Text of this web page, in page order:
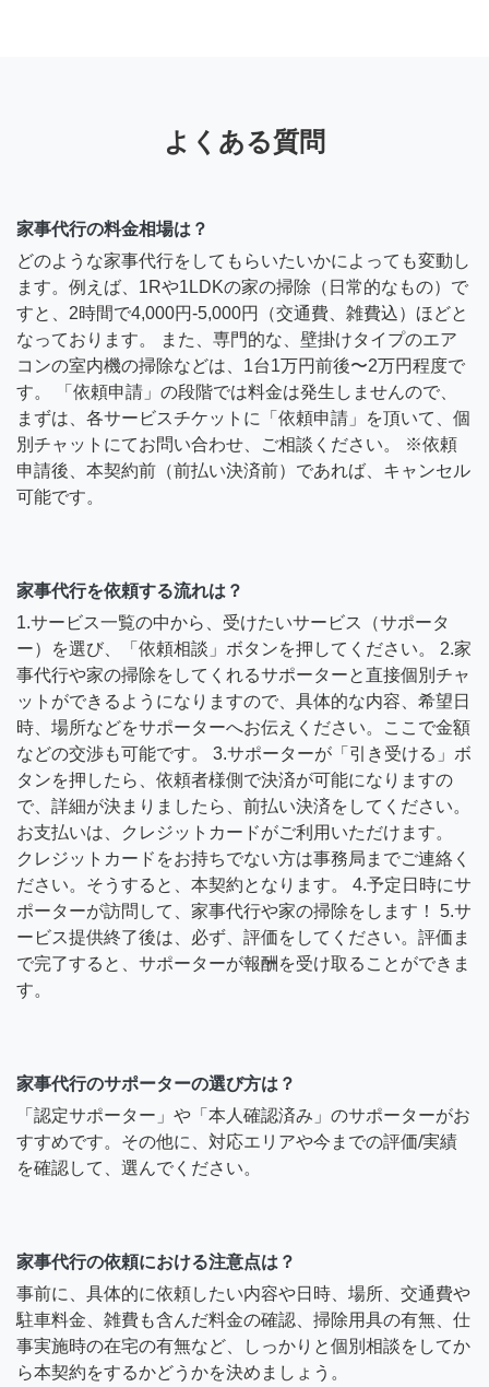
よくある質問
家事代行の料金相場は？
どのような家事代行をしてもらいたいかによっても変動し
ます。例えば、1Rや1LDKの家の掃除（日常的なもの）で
すと、2時間で4,000円-5,000円（交通費、雑費込）ほどと
なっております。 また、専門的な、壁掛けタイプのエア
コンの室内機の掃除などは、1台1万円前後〜2万円程度で
す。 「依頼申請」の段階では料金は発生しませんので、
まずは、各サービスチケットに「依頼申請」を頂いて、個
別チャットにてお問い合わせ、ご相談ください。 ※依頼
申請後、本契約前（前払い決済前）であれば、キャンセル
可能です。
家事代行を依頼する流れは？
1.サービス一覧の中から、受けたいサービス（サポータ
ー）を選び、「依頼相談」ボタンを押してください。 2.家
事代行や家の掃除をしてくれるサポーターと直接個別チャ
ットができるようになりますので、具体的な内容、希望日
時、場所などをサポーターへお伝えください。ここで金額
などの交渉も可能です。 3.サポーターが「引き受ける」ボ
タンを押したら、依頼者様側で決済が可能になりますの
で、詳細が決まりましたら、前払い決済をしてください。
お支払いは、クレジットカードがご利用いただけます。
クレジットカードをお持ちでない方は事務局までご連絡く
ださい。そうすると、本契約となります。 4.予定日時にサ
ポーターが訪問して、家事代行や家の掃除をします！ 5.サ
ービス提供終了後は、必ず、評価をしてください。評価ま
で完了すると、サポーターが報酬を受け取ることができま
す。
家事代行のサポーターの選び方は？
「認定サポーター」や「本人確認済み」のサポーターがお
すすめです。その他に、対応エリアや今までの評価/実績
を確認して、選んでください。
家事代行の依頼における注意点は？
事前に、具体的に依頼したい内容や日時、場所、交通費や
駐車料金、雑費も含んだ料金の確認、掃除用具の有無、仕
事実施時の在宅の有無など、しっかりと個別相談をしてか
ら本契約をするかどうかを決めましょう。